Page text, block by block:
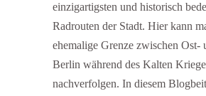
einzigartigsten und historisch
Radrouten der Stadt. Hier kann
ehemalige Grenze zwischen Ost-
Berlin während des Kalten
nachverfolgen. In diesem